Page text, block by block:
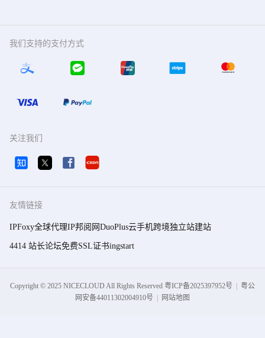
我们支持的支付方式
关注我们
友情链接
IPFoxy全球代理IP邦阅网 DuoPlus云手机跨境独立站建站
4414 站长论坛免费SSL证书ingstart
Copyright © 2025 NICECLOUD All Rights Reserved 粤
ICP
粤ICP备2025397952号
粤
粤公
网安备44011302004910号
网站地图